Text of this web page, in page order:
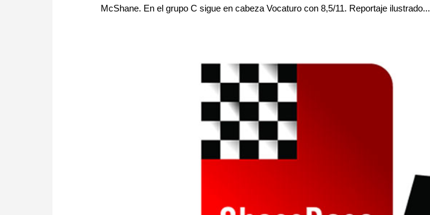
McShane. En el grupo C sigue en cabeza Vocaturo con 8,5/11. Reportaje ilustrado...